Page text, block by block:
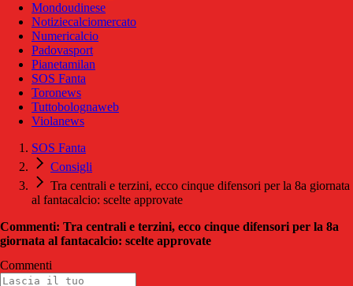
Mondoudinese
Notiziecalciomercato
Numericalcio
Padovasport
Pianetamilan
SOS Fanta
Toronews
Tuttobolognaweb
Violanews
SOS Fanta
Consigli
Tra centrali e terzini, ecco cinque difensori per la 8a giornata
al fantacalcio: scelte approvate
Commenti: Tra centrali e terzini, ecco cinque difensori per la 8a
giornata al fantacalcio: scelte approvate
Commenti